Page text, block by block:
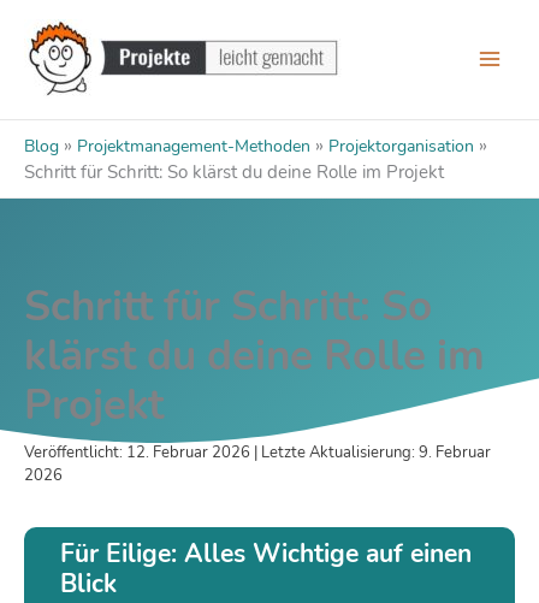
Inhalt
springen
Blog » Projektmanagement-Methoden » Projektorganisation »
Schritt für Schritt: So klärst du deine Rolle im Projekt
Schritt für Schritt: So
klärst du deine Rolle im
Projekt
Veröffentlicht: 12. Februar 2026 | Letzte Aktualisierung: 9. Februar
2026
Für Eilige: Alles Wichtige auf einen
Blick